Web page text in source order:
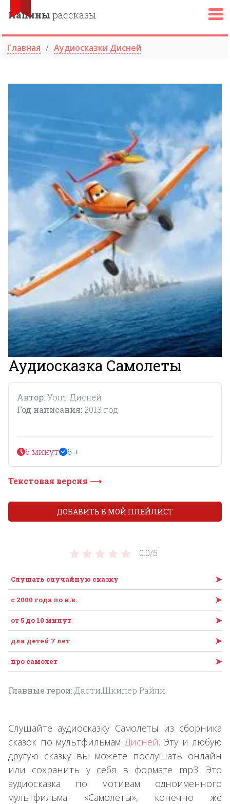
Папины рассказы
Главная Аудиосказки Дисней
Аудиосказка Самолеты
Автор:Уолт Дисней
Год написания: 2013 год
6 минут 6 +
Текстовая версия ⟶
0.0/5
Слушать случайную сказку ➤
c 2000 года по н.в. ➤
от 5 до 10 минут ➤
для детей 7 лет ➤
про самолет ➤
Главные герои: Дасти,Шкипер Райли.
ДОБАВИТЬ В МОЙ ПЛЕЙЛИСТ
Слушайте аудиосказку Самолеты из сборника
сказок по мультфильмам Дисней. Эту и любую
другую сказку вы можете послушать онлайн
или сохранить у себя в формате mp3. Это
аудиосказка по мотивам одноименного
мультфильма «Самолеты», конечно же